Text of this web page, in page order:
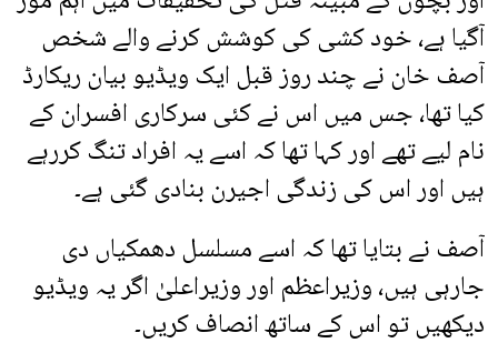
آگیا ہے، خود کشی کی کوشش کرنے والے شخص
آصف خان نے چند روز قبل ایک ویڈیو بیان ریکارڈ
کیا تھا، جس میں اس نے کئی سرکاری افسران کے
نام لیے تھے اور کہا تھا کہ اسے یہ افراد تنگ کررہے
ہیں اور اس کی زندگی اجیرن بنادی گئی ہے۔
آصف نے بتایا تھا کہ اسے مسلسل دھمکیاں دی
جارہی ہیں، وزیراعظم اور وزیراعلیٰ اگر یہ ویڈیو
دیکھیں تو اس کے ساتھ انصاف کریں۔